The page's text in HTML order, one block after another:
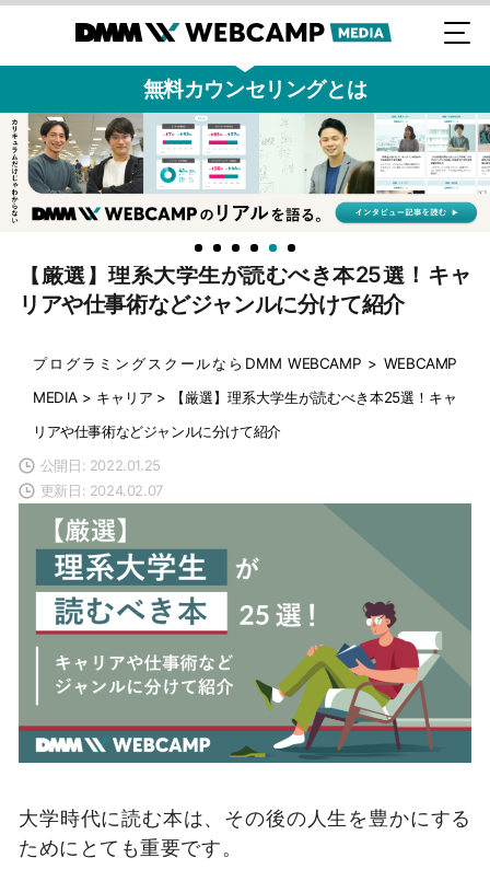
無料カウンセリングとは
【厳選】理系大学生が読むべき本25選！キャ
リアや仕事術などジャンルに分けて紹介
プログラミングスクールならDMM WEBCAMP > WEBCAMP
MEDIA > キャリア >
【厳選】理系大学生が読むべき本25選！キャ
リアや仕事術などジャンルに分けて紹介
公開日: 2022.01.25
更新日: 2024.02.07
大学時代に読む本は、その後の人生を豊かにする
ためにとても重要です。